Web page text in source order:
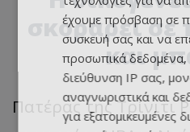
σκοράρει
και
Πατέρας της Τρίνιτι
έχουμε πρόσβαση σε
συσκευή σας και να
προσωπικά
διεύθυνση IP σας,
αναγνωριστικά και
για εξατομικευμένες